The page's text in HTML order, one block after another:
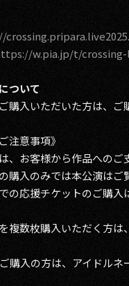
w.pia.jp/t/
ついて
購入いただいた方は、ご
注意事項》
、お客様から作品へのご
購入のみでは本公演はご
の応援チケットのご購入
複数枚購入いただく方
購入の方は、アイド